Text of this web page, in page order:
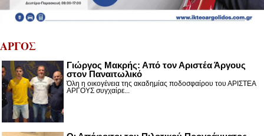
ΑΡΓΟΣ
Γιώργος Μακρής: Από τον Αριστέα Άργους
στον Παναιτωλικό
Όλη η οικογένεια της ακαδημίας ποδοσφαίρου του ΑΡΙΣΤΕΑ
ΑΡΓΟΥΣ συγχαίρε...